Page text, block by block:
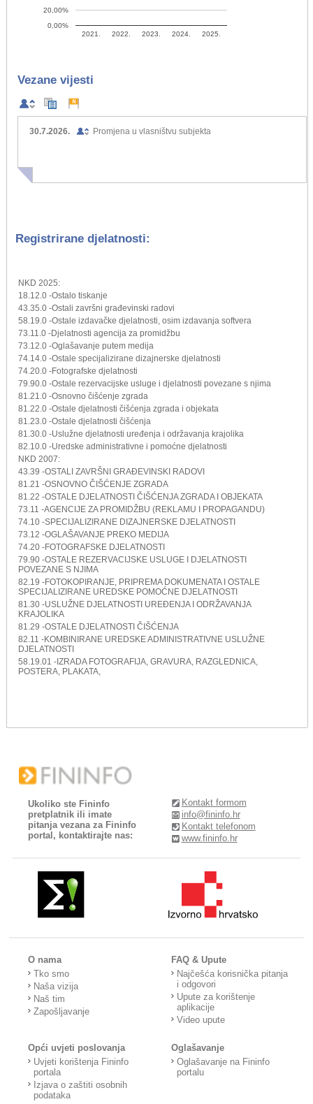
2021. 2022. 2023. 2024. 2025.
0,00%
20,00%
Vezane vijesti
30.7.2026. Promjena u vlasništvu subjekta
Registrirane djelatnosti:
NKD 2025:
18.12.0 -Ostalo tiskanje
43.35.0 -Ostali završni građevinski radovi
58.19.0 -Ostale izdavačke djelatnosti, osim izdavanja softvera
73.11.0 -Djelatnosti agencija za promidžbu
73.12.0 -Oglašavanje putem medija
74.14.0 -Ostale specijalizirane dizajnerske djelatnosti
74.20.0 -Fotografske djelatnosti
79.90.0 -Ostale rezervacijske usluge i djelatnosti povezane s njima
81.21.0 -Osnovno čišćenje zgrada
81.22.0 -Ostale djelatnosti čišćenja zgrada i objekata
81.23.0 -Ostale djelatnosti čišćenja
81.30.0 -Uslužne djelatnosti uređenja i održavanja krajolika
82.10.0 -Uredske administrativne i pomoćne djelatnosti
NKD 2007:
43.39 -OSTALI ZAVRŠNI GRAĐEVINSKI RADOVI
81.21 -OSNOVNO ČIŠĆENJE ZGRADA
81.22 -OSTALE DJELATNOSTI ČIŠĆENJA ZGRADA I OBJEKATA
73.11 -AGENCIJE ZA PROMIDŽBU (REKLAMU I PROPAGANDU)
74.10 -SPECIJALIZIRANE DIZAJNERSKE DJELATNOSTI
73.12 -OGLAŠAVANJE PREKO MEDIJA
74.20 -FOTOGRAFSKE DJELATNOSTI
79.90 -OSTALE REZERVACIJSKE USLUGE I DJELATNOSTI
POVEZANE S NJIMA
82.19 -FOTOKOPIRANJE, PRIPREMA DOKUMENATA I OSTALE
SPECIJALIZIRANE UREDSKE POMOĆNE DJELATNOSTI
81.30 -USLUŽNE DJELATNOSTI UREĐENJA I ODRŽAVANJA
KRAJOLIKA
81.29 -OSTALE DJELATNOSTI ČIŠĆENJA
82.11 -KOMBINIRANE UREDSKE ADMINISTRATIVNE USLUŽNE
DJELATNOSTI
58.19.01 -IZRADA FOTOGRAFIJA, GRAVURA, RAZGLEDNICA,
POSTERA, PLAKATA,
Ukoliko ste Fininfo
pretplatnik ili imate
pitanja vezana za Fininfo
portal, kontaktirajte nas:
Kontakt formom
info@fininfo.hr
Kontakt telefonom
www.fininfo.hr
O nama
Tko smo
Naša vizija
Naš tim
Zapošljavanje
FAQ & Upute
Najčešća korisnička pitanja
i odgovori
Upute za korištenje
aplikacije
Video upute
Opći uvjeti poslovanja
Uvjeti korištenja Fininfo
portala
Izjava o zaštiti osobnih
podataka
Oglašavanje
Oglašavanje na Fininfo
portalu